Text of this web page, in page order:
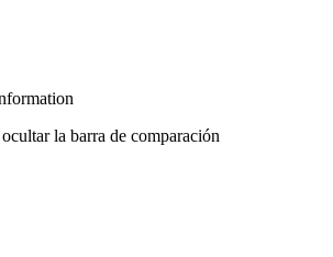
la barra de comparación